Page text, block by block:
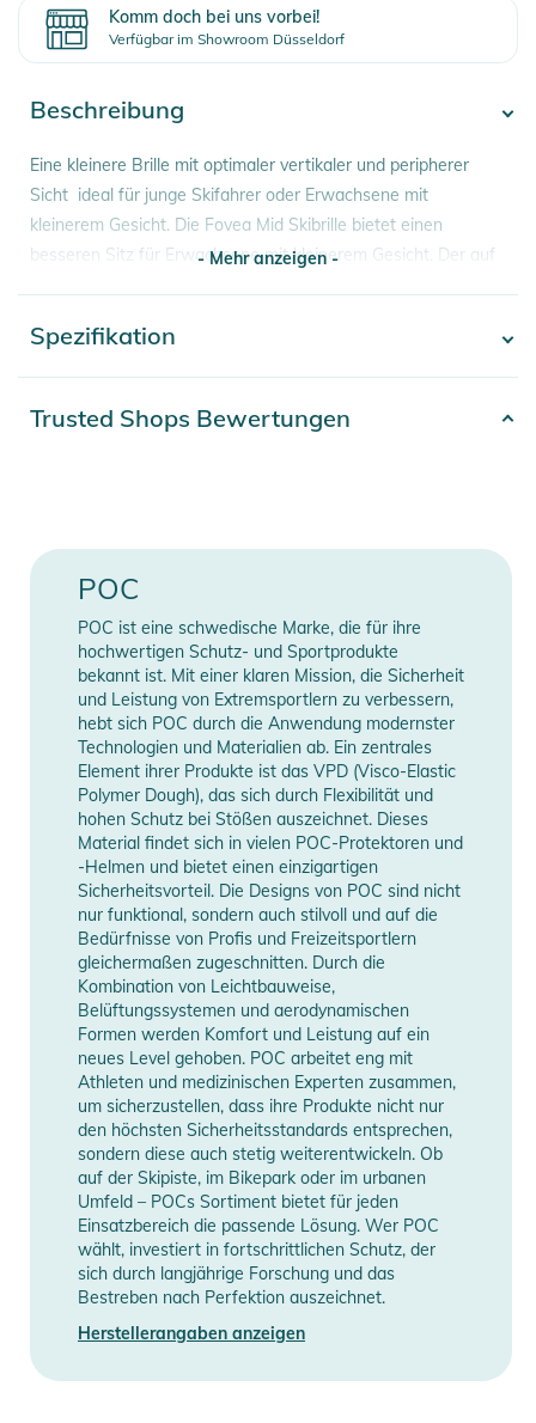
Komm doch bei uns vorbei!
Verfügbar im Showroom Düsseldorf
Beschreibung
Eine kleinere Brille mit optimaler vertikaler und peripherer
Sicht  ideal für junge Skifahrer oder Erwachsene mit
kleinerem Gesicht. Die Fovea Mid Skibrille bietet einen
besseren Sitz für Erwachsene mit kleinerem Gesicht. Der auf
perfekt für kleinere Gesichter geeignet ist. Der breite Rahmen
und das torische Glas sorgen für ein optimales Sichtfeld und
Somit ist diese Ski- und Snowboardbrille auch für den tiefsten
Winter geeignet. Das Polster im Nasenbereich wurde für
Nasenrücken optimiert.
Präzise platzierte Lüftungsöffnungen im Brillenglas
minimieren das Beschlagen und gewährleisten jederzeit eine
klare Sicht. Das Clarity-Glat filtern spezielle Peaks im
Farbspektrum heraus und garantiert eine klare Sicht, damit du
die Schneedecke leichter scannen und potenziellen Gefahren
ausweichen kannst. So bist du beim Skifahren immer sicher
unterwegs.
Ein weiches Brillenetui, das du auch als Reinigungstuch
verwenden kannst, ist im Kaufpreis inbegriffen.
Eigenschaften:
- Für kleinere Kopfgrößen geeignet
- Formbarer Rahmen
- Clarity: Das gelieferte Brillenglas verfügt über die Clarity-
Technologie, die zu jeder Tageszeit und in jeder Situation eine
optimale Sicht bietet.
- Torisches Brillenglas: Die torische Glasform minimiert
Verzerrungen und bietet eine optimale Sicht.
- Ri-Pel: Die wasserabweisende und oleophobe Ri-Pel-
Beschichtung schützt gegen Schmutz, Wasser, Schweiß,
Salz, Öl und Staub und sorgt dafür, dass sich die Brillengläser
leichter reinigen lassen und immer klare Sicht bieten.
- Mehr anzeigen -
Spezifikation
Manufacturer
Information
Herstellerangaben
anzeigen
Trusted Shops Bewertungen
POC
POC ist eine schwedische Marke, die für ihre
hochwertigen Schutz- und Sportprodukte
bekannt ist. Mit einer klaren Mission, die Sicherheit
und Leistung von Extremsportlern zu verbessern,
hebt sich POC durch die Anwendung modernster
Technologien und Materialien ab. Ein zentrales
Element ihrer Produkte ist das VPD (Visco-Elastic
Polymer Dough), das sich durch Flexibilität und
hohen Schutz bei Stößen auszeichnet. Dieses
Material findet sich in vielen POC-Protektoren und
-Helmen und bietet einen einzigartigen
Sicherheitsvorteil. Die Designs von POC sind nicht
nur funktional, sondern auch stilvoll und auf die
Bedürfnisse von Profis und Freizeitsportlern
gleichermaßen zugeschnitten. Durch die
Kombination von Leichtbauweise,
Belüftungssystemen und aerodynamischen
Formen werden Komfort und Leistung auf ein
neues Level gehoben. POC arbeitet eng mit
Athleten und medizinischen Experten zusammen,
um sicherzustellen, dass ihre Produkte nicht nur
den höchsten Sicherheitsstandards entsprechen,
sondern diese auch stetig weiterentwickeln. Ob
auf der Skipiste, im Bikepark oder im urbanen
Umfeld – POCs Sortiment bietet für jeden
Einsatzbereich die passende Lösung. Wer POC
wählt, investiert in fortschrittlichen Schutz, der
sich durch langjährige Forschung und das
Bestreben nach Perfektion auszeichnet.
Herstellerangaben anzeigen